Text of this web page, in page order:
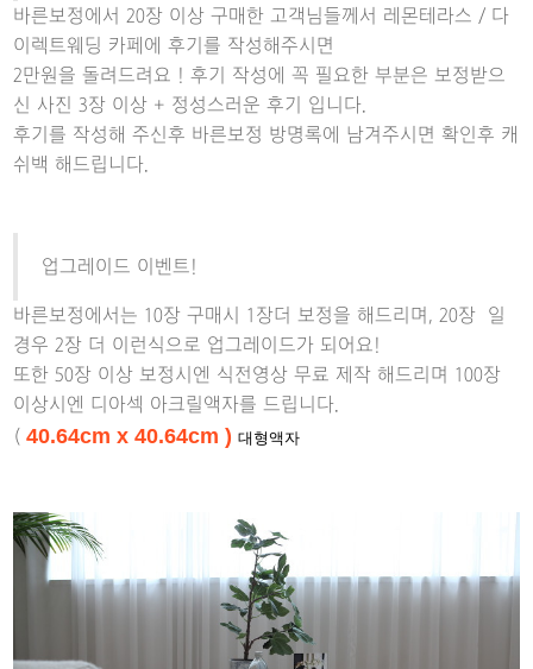
바른보정에서 20장 이상 구매한 고객님들께서 레몬테라스 / 다
이렉트웨딩 카페에 후기를 작성해주시면
2만원을 돌려드려요 ! 후기 작성에 꼭 필요한 부분은 보정받으
신 사진 3장 이상 + 정성스러운 후기 입니다.
후기를 작성해 주신후 바른보정 방명록에 남겨주시면 확인후 캐
쉬백 해드립니다.
업그레이드 이벤트!
바른보정에서는 10장 구매시 1장더 보정을 해드리며, 20장 일
경우 2장 더 이런식으로 업그레이드가 되어요!
또한 50장 이상 보정시엔 식전영상 무료 제작 해드리며 100장
이상시엔 디아섹 아크릴액자를 드립니다.
(40.64cm x40.64cm )대형액자